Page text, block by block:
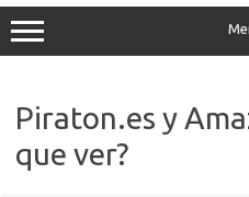
Piraton.es y
que ver?